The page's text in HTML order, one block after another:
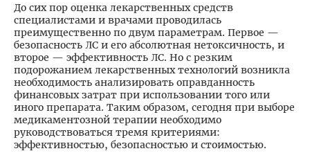
До сих пор оценка лекарственных средств
специалистами и врачами проводилась
преимущественно по двум параметрам. Первое —
безопасность ЛС и его абсолютная нетоксичность, и
второе — эффективность ЛС. Но с резким
подорожанием лекарственных технологий возникла
необходимость анализировать оправданность
финансовых затрат при использовании того или
иного препарата. Таким образом, сегодня при выборе
медикаментозной терапии необходимо
руководствоваться тремя критериями:
эффективностью, безопасностью и стоимостью.